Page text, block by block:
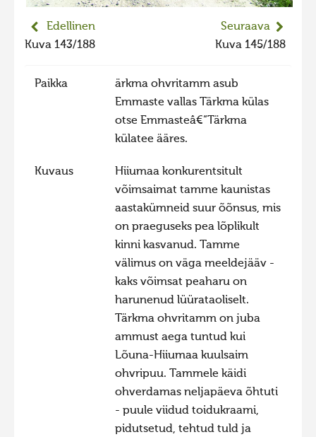
Hiite kuvavõistlus 2018
Hiite kuvavõistlus 2015
Hiite kuvavõistlus 2013
Hiite kuvavõistlus 2011
Hiite kuvavõistlus 2010
Hiite kuvavõistlus 2009
Hiite kuvavõistlus 2008
Edellinen
Kuva 143/188
Seuraava
Kuva 145/188
Paikka
ärkma ohvritamm asub
Emmaste vallas Tärkma külas
otse Emmasteâ€“Tärkma
külatee ääres.
Kuvaus
Hiiumaa konkurentsitult
võimsaimat tamme kaunistas
aastakümneid suur õõnsus, mis
on praeguseks pea lõplikult
kinni kasvanud. Tamme
välimus on väga meeldejääv -
kaks võimsat peaharu on
harunenud lüürataoliselt.
Tärkma ohvritamm on juba
ammust aega tuntud kui
Lõuna-Hiiumaa kuulsaim
ohvripuu. Tammele käidi
ohverdamas neljapäeva õhtuti
- puule viidud toidukraami,
pidutsetud, tehtud tuld ja